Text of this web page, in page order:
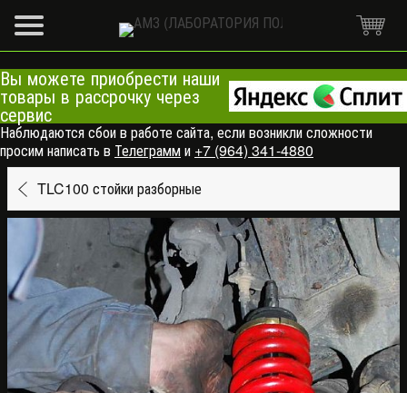
Вы можете приобрести наши
товары в рассрочку через
сервис
Наблюдаются сбои в работе сайта, если возникли сложности
просим написать в Телеграмми +7 (964) 341-4880
TLC100 стойки разборные